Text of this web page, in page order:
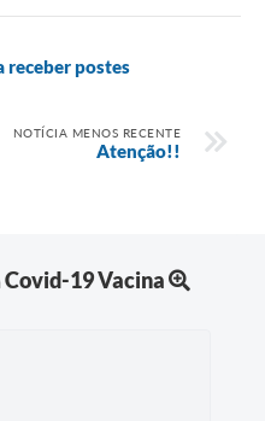
receber postes
NOTÍCIA MENOS RECENTE
Atenção!!
Covid-19 Vacina